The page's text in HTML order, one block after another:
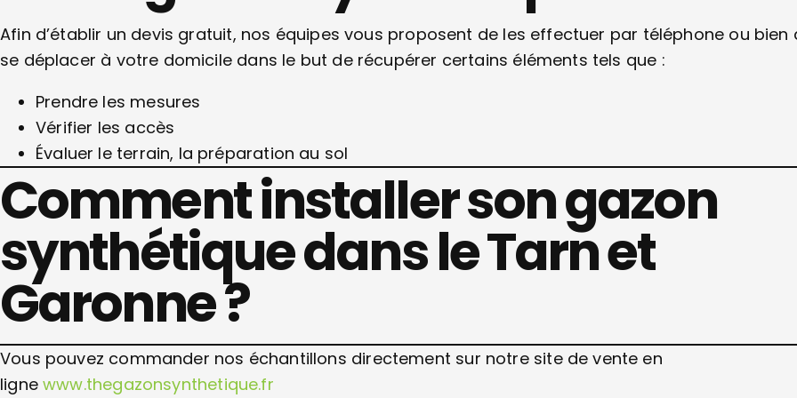
Afin d’établir un devis gratuit, nos équipes vous proposent de les effectuer par téléphone ou bien
se déplacer à votre domicile dans le but de récupérer certains éléments tels que :
Prendre les mesures
Vérifier les accès
Évaluer le terrain, la préparation au sol
Comment installer son gazon
synthétique dans le Tarn et
Garonne ?
Vous pouvez commander nos échantillons directement sur notre site de vente en
lignewww.thegazonsynthetique.fr